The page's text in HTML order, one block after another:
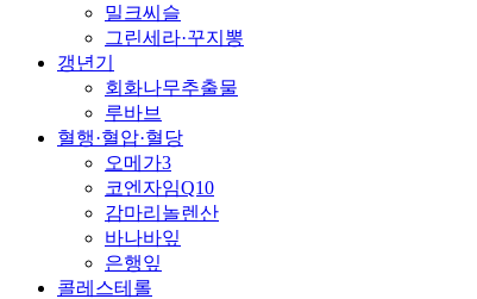
밀크씨슬
그린세라·꾸지뽕
갱년기
회화나무추출물
루바브
혈행·혈압·혈당
오메가3
코엔자임Q10
감마리놀렌산
바나바잎
은행잎
콜레스테롤